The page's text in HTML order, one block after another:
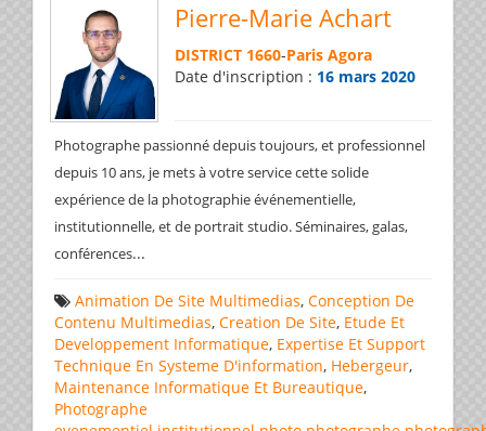
Pierre-Marie Achart
DISTRICT 1660-Paris Agora
Date d'inscription : 16 mars 2020
Photographe passionné depuis toujours, et professionnel
depuis 10 ans, je mets à votre service cette solide
expérience de la photographie événementielle,
institutionnelle, et de portrait studio. Séminaires, galas,
conférences...
Animation De Site Multimedias, Conception De
Contenu Multimedias, Creation De Site, Etude Et
Developpement Informatique, Expertise Et Support
Technique En Systeme D'information, Hebergeur,
Maintenance Informatique Et Bureautique,
Photographe